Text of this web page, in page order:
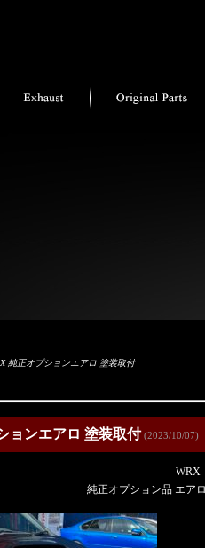
純正オプションエアロ 塗装取付
ョンエアロ 塗装取付(2023/10/07)
WRX
純正オプション品 エア